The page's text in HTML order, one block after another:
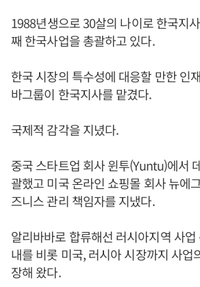
1988년생으로 30살의 나이로 한국지
째 한국사업을 총괄하고 있다.
한국 시장의 특수성에 대응할 만한 인
바그룹이 한국지사를 맡겼다.
국제적 감각을 지녔다.
중국 스타트업 회사 윈투(Yuntu)에서
괄했고 미국 온라인 쇼핑몰 회사 뉴에
즈니스 관리 책임자를 지냈다.
알리바바로 합류해선 러시아지역 사
내를 비롯 미국, 러시아 시장까지 사업
장해 왔다.